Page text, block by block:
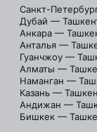
Санкт-
Дубай —
Анкара —
Анталья —
Гуанчжоу —
Алматы —
Наманган —
Казань —
Андижан —
Бишкек —